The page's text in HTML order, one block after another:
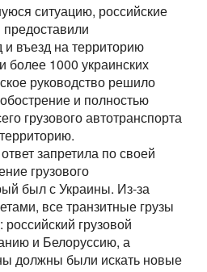
ситуацию, российские
въезд на территорию
более 1000 украинских
руководство решило
и полностью
грузового автотранспорта
запретила по своей
грузового
был с Украины. Из-за
все транзитные грузы
грузовой
и Белоруссию, а
должны были искать новые